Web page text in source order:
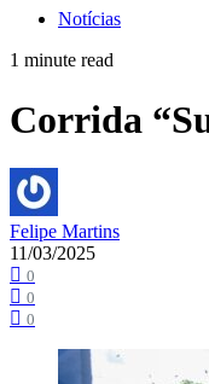
Notícias
1 minute read
Corrida
Felipe Martins
11/03/2025
0
0
0